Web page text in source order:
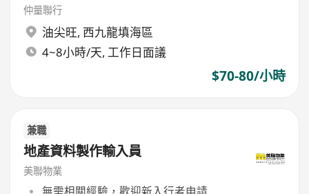
仲量聯行
油尖旺, 西九龍填海區
4~8小時/天, 工作日面議
$70-80/小時
兼職
地產資料製作輸入員
美聯物業